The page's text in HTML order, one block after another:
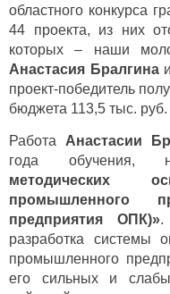
областного конкурса
44 проекта, из них
которых – наши
Анастасия Бралгинаи
проект-победитель
бюджета 113,5 тыс. руб.
Работа Анастасии
года обучения,
методических
промышленного
предприятия ОПК)».
разработка системы
промышленного
его сильных и